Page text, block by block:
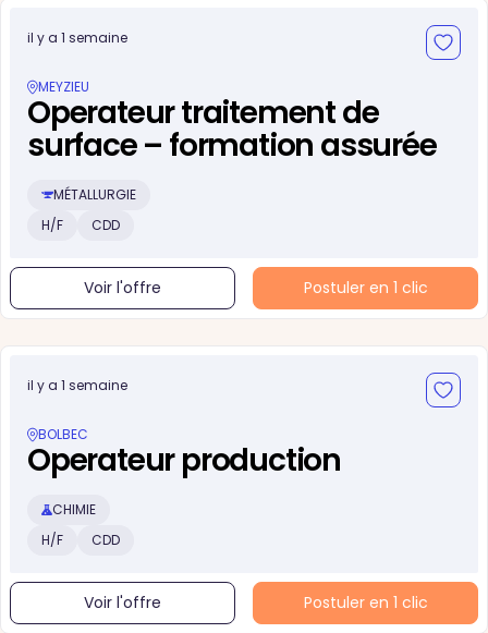
il y a 1 semaine
MEYZIEU
Operateur traitement de
surface – formation assurée
MÉTALLURGIE
H/F
CDD
Voir l'offre Postuler en 1 clic
il y a 1 semaine
BOLBEC
Operateur production
CHIMIE
H/F
CDD
Voir l'offre Postuler en 1 clic